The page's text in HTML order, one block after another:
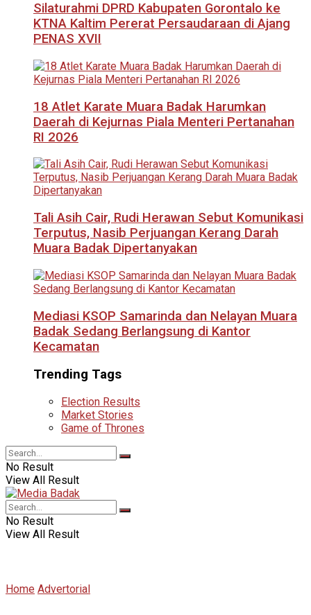
Silaturahmi DPRD Kabupaten Gorontalo ke
KTNA Kaltim Pererat Persaudaraan di Ajang
PENAS XVII
18 Atlet Karate Muara Badak Harumkan
Daerah di Kejurnas Piala Menteri Pertanahan
RI 2026
Tali Asih Cair, Rudi Herawan Sebut Komunikasi
Terputus, Nasib Perjuangan Kerang Darah
Muara Badak Dipertanyakan
Mediasi KSOP Samarinda dan Nelayan Muara
Badak Sedang Berlangsung di Kantor
Kecamatan
Trending Tags
Election Results
Market Stories
Game of Thrones
No Result
View All Result
No Result
View All Result
Home Advertorial